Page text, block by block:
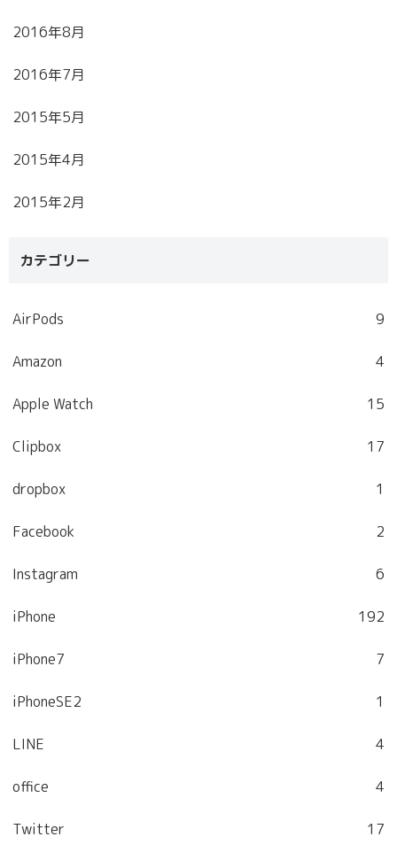
2016年8月
2016年7月
2015年5月
2015年4月
2015年2月
カテゴリー
AirPods 9
Amazon 4
Apple Watch 15
Clipbox 17
dropbox 1
Facebook 2
Instagram 6
iPhone 192
iPhone7 7
iPhoneSE2 1
LINE 4
office 4
Twitter 17